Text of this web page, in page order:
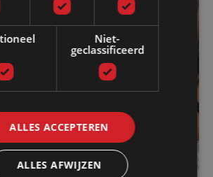
Niet-
geclassificeerd
ALLES ACCEPTEREN
ALLES AFWIJZEN